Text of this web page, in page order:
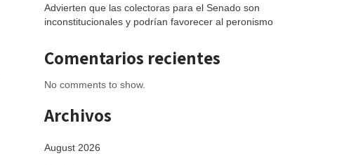
Advierten que las colectoras para el Senado son
inconstitucionales y podrían favorecer al peronismo
Comentarios recientes
No comments to show.
Archivos
August 2026